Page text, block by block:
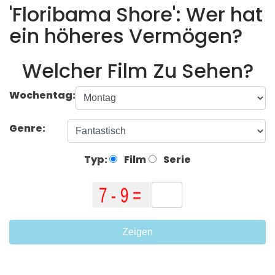
'Floribama Shore': Wer hat
ein höheres Vermögen?
Welcher Film Zu Sehen?
Wochentag:
Genre:
Typ: Film Serie
Zeigen